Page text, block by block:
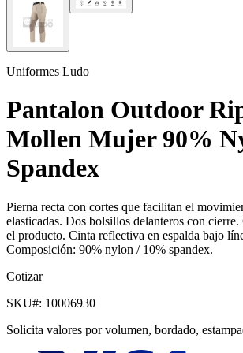
Uniformes Ludo
Pantalon Outdoor
Mollen Mujer 90%
Spandex
Pierna recta con cortes que facilitan el
elasticadas. Dos bolsillos delanteros con
el producto. Cinta reflectiva en espalda bajo
Composición: 90% nylon / 10% spandex.
Cotizar
SKU#: 10006930
Solicita valores por volumen, bordado,